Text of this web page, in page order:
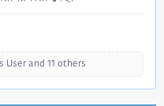
Userand 11 others